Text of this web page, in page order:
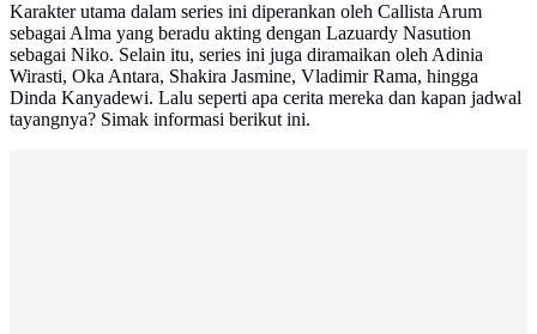
Karakter utama dalam series ini diperankan oleh Callista Arum
sebagai Alma yang beradu akting dengan Lazuardy Nasution
sebagai Niko. Selain itu, series ini juga diramaikan oleh Adinia
Wirasti, Oka Antara, Shakira Jasmine, Vladimir Rama, hingga
Dinda Kanyadewi. Lalu seperti apa cerita mereka dan kapan jadwal
tayangnya? Simak informasi berikut ini.